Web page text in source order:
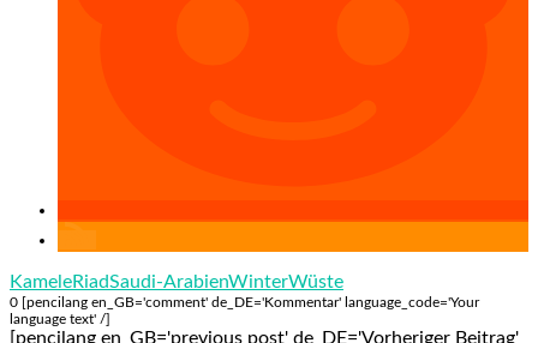
KameleRiadSaudi-ArabienWinterWüste
0 [pencilang en_GB='comment' de_DE='Kommentar' language_code='Your
language text' /]
[pencilang en_GB='previous post' de_DE='Vorheriger Beitrag'